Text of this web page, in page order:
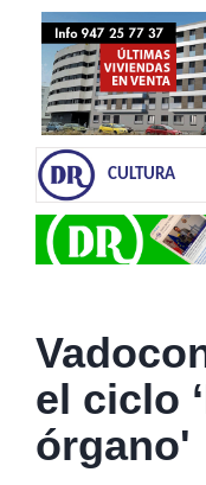
CULTURA
el ciclo
órgano'